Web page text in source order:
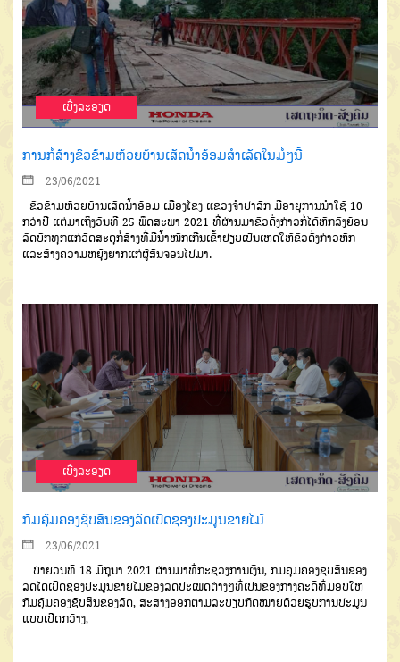
ເບີ່ງລະອຽດ
ການກໍ່ສ້າງຂົວຂ້າມຫ້ວຍບ້ານເສັດນໍ້າອ້ອມສຳເລັດໃນມໍ່ໆນີ້
23/06/2021
ຂົວຂ້າມຫ້ວຍບ້ານເສັດນໍ້າອ້ອມ ເມືອງໂຂງ ແຂວງຈຳປາສັກ ມີອາຍຸການນຳໃຊ້ 10
ກວ່າປີ ແຕ່ມາເຖິງວັນທີ 25 ພຶດສະພາ 2021 ທີ່ຜ່ານມາຂົວດັ່ງກ່າວກໍ່ໄດ້ຫັກລົງຍ້ອນ
ລົດບັກທຸກແກ່ວັດສະດຸກໍ່ສ້າງທີ່ມີນໍ້າໜັກເກີນເຂົ້າຢຽບເປັນເຫດໃຫ້ຂົວດັ່ງກ່າວຫັກ
ແລະສ້າງຄວາມຫຍຸ້ງຍາກແກ່ຜູ້ສັນຈອນໄປມາ.
ເບີ່ງລະອຽດ
ກົມຄຸ້ມຄອງຊັບສິນຂອງລັດເປີດຊອງປະມູນຂາຍໄມ້
23/06/2021
ບ່າຍວັນທີ 18 ມິຖຸນາ 2021 ຜ່ານມາທີ່ກະຊວງການເງິນ, ກົມຄຸ້ມຄອງຊັບສິນຂອງ
ລັດໄດ້ເປີດຊອງປະມູນຂາຍໄມ້ຂອງລັດປະເພດຕ່າງໆທີ່ເປັນຂອງກາງຄະດີທີ່ມອບໃຫ້
ກົມຄຸ້ມຄອງຊັບສິນຂອງລັດ, ສະສາງອອກຕາມລະບຽບກົດໝາຍດ້ວຍຮູບການປະມູນ
ແບບເປີດກວ້າງ,